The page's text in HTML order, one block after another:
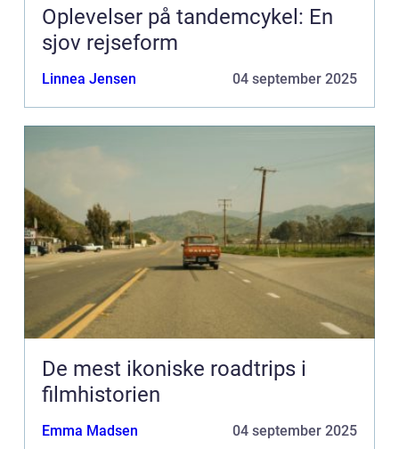
Oplevelser på tandemcykel: En
sjov rejseform
Linnea Jensen 04 september 2025
De mest ikoniske roadtrips i
filmhistorien
Emma Madsen 04 september 2025